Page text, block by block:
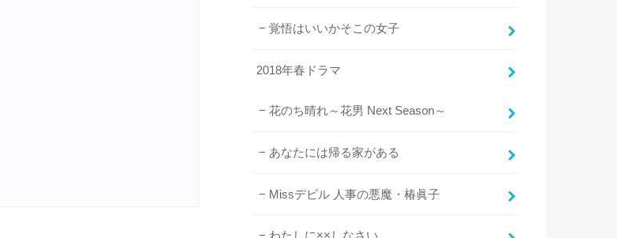
覚悟はいいかそこの女子
2018年春ドラマ
花のち晴れ～花男 Next Season～
あなたには帰る家がある
Missデビル 人事の悪魔・椿眞子